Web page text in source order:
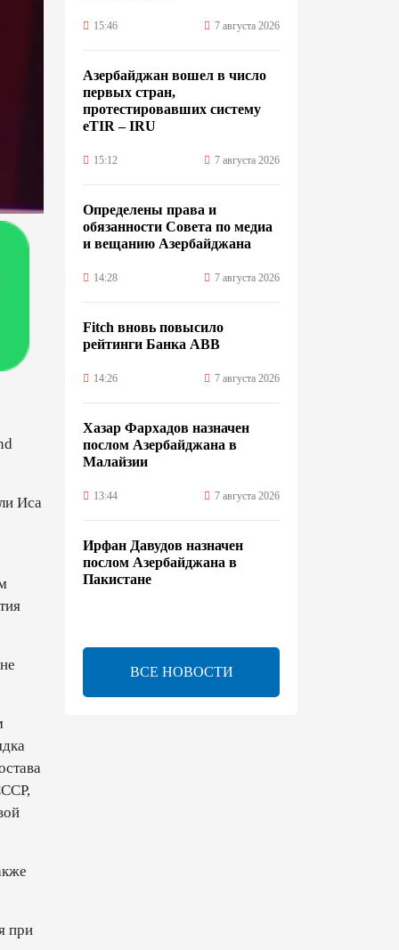
Иса
при
15:46 7 августа 2026
Азербайджан вошел в число
первых стран,
протестировавших систему
eTIR – IRU
15:12 7 августа 2026
Определены права и
обязанности Совета по медиа
и вещанию Азербайджана
14:28 7 августа 2026
Fitch вновь повысило
рейтинги Банка ABB
14:26 7 августа 2026
Хазар Фархадов назначен
послом Азербайджана в
Малайзии
13:44 7 августа 2026
Ирфан Давудов назначен
послом Азербайджана в
Пакистане
взаимном выделении
образовательных квот между
ВСЕ НОВОСТИ